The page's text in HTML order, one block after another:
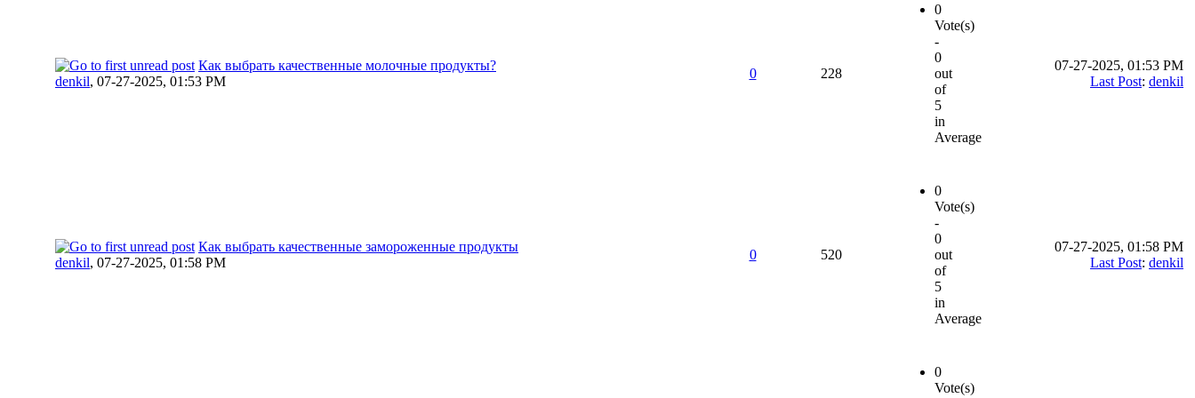
Как выбрать качественные молочные продукты?
denkil, 07-27-2025, 01:53 PM
0 228
0
Vote(s)
-
0
out
of
5
in
Average
07-27-2025, 01:53 PM
Last Post: denkil
Как выбрать качественные замороженные продукты
denkil, 07-27-2025, 01:58 PM
0 520
0
Vote(s)
-
0
out
of
5
in
Average
07-27-2025, 01:58 PM
Last Post: denkil
0
Vote(s)